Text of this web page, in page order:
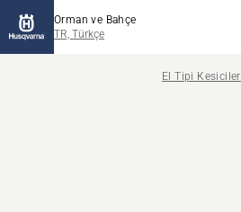
Orman ve Bahçe
TR, Türkçe
El Tipi Kesiciler